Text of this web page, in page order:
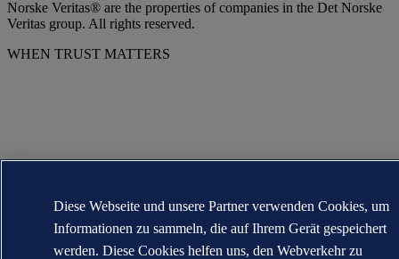
Norske Veritas® are the properties of companies in the Det Norske
Veritas group. All rights reserved.
WHEN TRUST MATTERS
Diese Webseite und unsere Partner verwenden Cookies, um
Informationen zu sammeln, die auf Ihrem Gerät gespeichert
werden. Diese Cookies helfen uns, den Webverkehr zu